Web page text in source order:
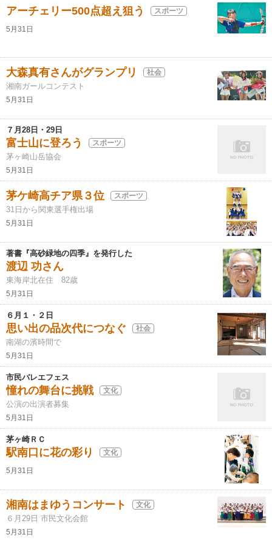
アーチェリー500点超え狙う スポーツ
5月31日
大森真有さんがグランプリ 社会
湘南ガールコンテスト
5月31日
７月28日・29日
富士山に登ろう スポーツ
茅ヶ崎山岳協会
5月31日
茅ケ崎高チア県３位 スポーツ
31日から関東選手権出場
5月31日
著書『高砂緑地の四季』を発行した
渡辺 功さん
東海岸北在住 82歳
5月31日
６月１・２日
思い出の品次代につなぐ 社会
南湖の濱時間で
5月31日
市民バレエフェス
憧れの舞台に挑戦 文化
公演の出演者募集
5月31日
茅ヶ崎ＲＣ
駅南口に花の彩り 文化
5月31日
湘南はまゆうコンサート 文化
６月29日 市民文化会館
5月31日